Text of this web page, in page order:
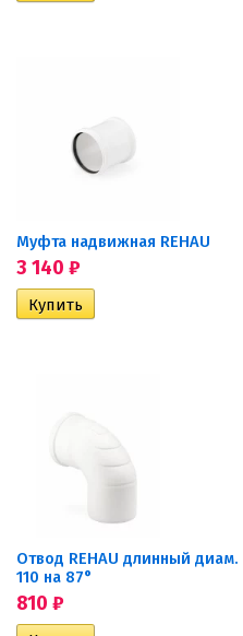
Муфта надвижная REHAU
3 140 ₽
Отвод REHAU длинный диам.
110 на 87°
810 ₽